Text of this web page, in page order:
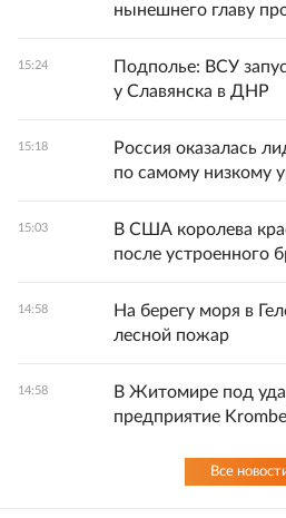
нынешнего главу
15:24
Подполье: ВСУ
у Славянска в ДНР
15:18
Россия оказалась
по самому низкому
15:03
В США королева
после устроенного
14:58
На берегу моря в
лесной пожар
14:58
В Житомире под
предприятие
Все